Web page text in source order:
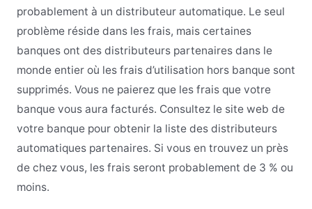
probablement à un distributeur automatique. Le seul
problème réside dans les frais, mais certaines
banques ont des distributeurs partenaires dans le
monde entier où les frais d’utilisation hors banque sont
supprimés. Vous ne paierez que les frais que votre
banque vous aura facturés. Consultez le site web de
votre banque pour obtenir la liste des distributeurs
automatiques partenaires. Si vous en trouvez un près
de chez vous, les frais seront probablement de 3 % ou
moins.